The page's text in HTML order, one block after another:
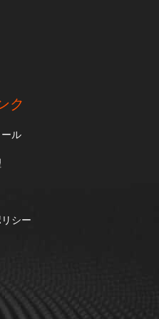
ク
ル
シー